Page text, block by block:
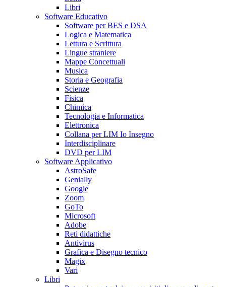
Libri
Software Educativo
Software per BES e DSA
Logica e Matematica
Lettura e Scrittura
Lingue straniere
Mappe Concettuali
Musica
Storia e Geografia
Scienze
Fisica
Chimica
Tecnologia e Informatica
Elettronica
Collana per LIM Io Insegno
Interdisciplinare
DVD per LIM
Software Applicativo
AstroSafe
Genially
Google
Zoom
GoTo
Microsoft
Adobe
Reti didattiche
Antivirus
Grafica e Disegno tecnico
Magix
Vari
Libri